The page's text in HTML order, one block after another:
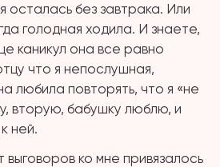
осталась без завтрака. Или
голодная ходила. И знаете,
каникул она все равно
что я непослушная,
любила повторять, что я «не
вторую, бабушку люблю, и
ней.
выговоров ко мне привязалось